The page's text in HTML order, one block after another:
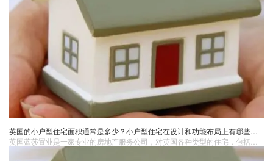
英国的小户型住宅面积通常是多少？小户型住宅在设计和功能布局上有哪些特点以满足居住需求？